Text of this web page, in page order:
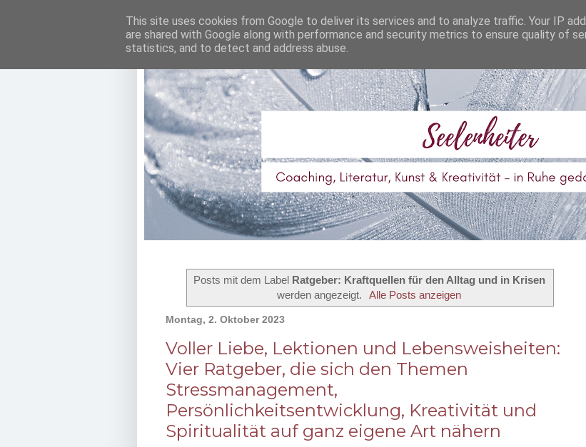
Posts mit dem Label Ratgeber: Kraftquellen für den Alltag und in Krisen
werden angezeigt.
Alle Posts anzeigen
Montag, 2. Oktober 2023
Voller Liebe, Lektionen und Lebensweisheiten:
Vier Ratgeber, die sich den Themen
Stressmanagement,
Persönlichkeitsentwicklung, Kreativität und
Spiritualität auf ganz eigene Art nähern
This site uses cookies from Google to deliver its services and to analyze traffic. Your IP
are shared with Google along with performance and security metrics to ensure quality of
statistics, and to detect and address abuse.